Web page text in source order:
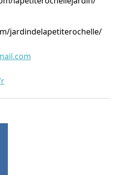
jardindelapetiterochelle/